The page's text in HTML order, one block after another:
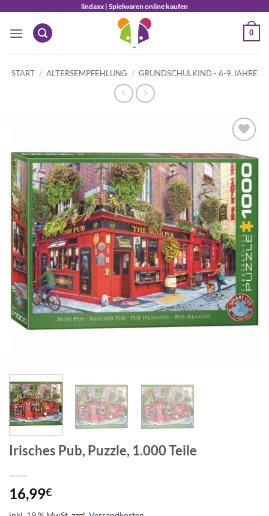
springen
lindaxx | Spielwaren online kaufen
0
START / ALTERSEMPFEHLUNG / GRUNDSCHULKIND - 6-9 JAHRE
Auf die
Wunschliste
Irisches Pub, Puzzle, 1.000 Teile
16,99€